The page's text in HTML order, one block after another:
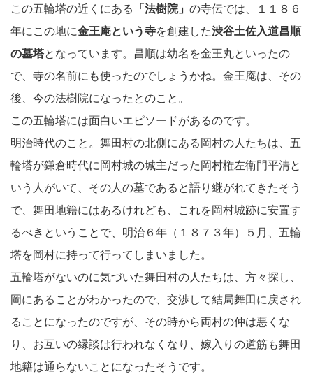
この五輪塔の近くにある
「法樹院」 の寺伝では、１１８６
年にこの地に金王庵という寺を創建した渋谷土佐入道昌順
の墓塔となっています。昌順は幼名を金王丸といったの
で、寺の名前にも使ったのでしょうかね。金王庵は、その
後、今の法樹院になったとのこと。
この五輪塔には面白いエピソードがあるのです。
明治時代のこと。舞田村の北側にある岡村の人たちは、五
輪塔が鎌倉時代に岡村城の城主だった岡村権左衛門平清と
いう人がいて、その人の墓であると語り継がれてきたそう
で、舞田地籍にはあるけれども、これを岡村城跡に安置す
るべきということで、明治６年（１８７３年）５月、五輪
塔を岡村に持って行ってしまいました。
五輪塔がないのに気づいた舞田村の人たちは、方々探し、
岡にあることがわかったので、交渉して結局舞田に戻され
ることになったのですが、その時から両村の仲は悪くな
り、お互いの縁談は行われなくなり、嫁入りの道筋も舞田
地籍は通らないことになったそうです。